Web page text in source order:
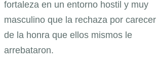
fortaleza en un entorno hostil y muy
masculino que la rechaza por carecer
de la honra que ellos mismos le
arrebataron.